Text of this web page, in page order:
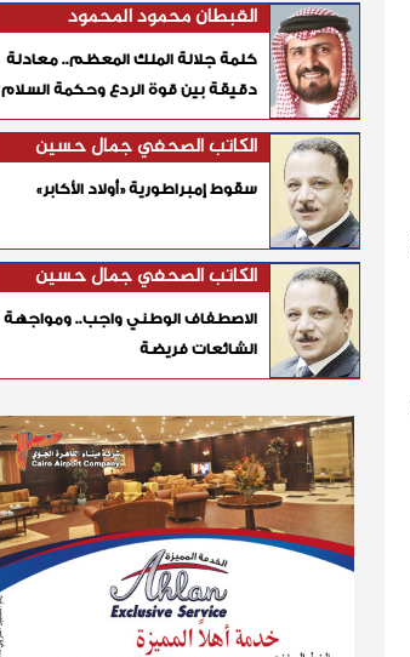
القبطان محمود المحمود
كلمة جلالة الملك المعظم.. معادلة
دقيقة بين قوة الردع وحكمة السلام
الكاتب الصحفي جمال حسين
سقوط إمبراطورية «أولاد الأكابر»
الكاتب الصحفي جمال حسين
الاصطفاف الوطني واجب.. ومواجهة
الشائعات فريضة